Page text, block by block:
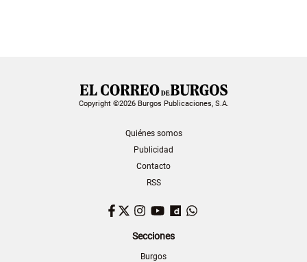
Copyright ©2026 Burgos Publicaciones, S.A.
Quiénes somos
Publicidad
Contacto
RSS
Facebook
TwitterInstagram
YouTubeDailymotion
Secciones
Burgos